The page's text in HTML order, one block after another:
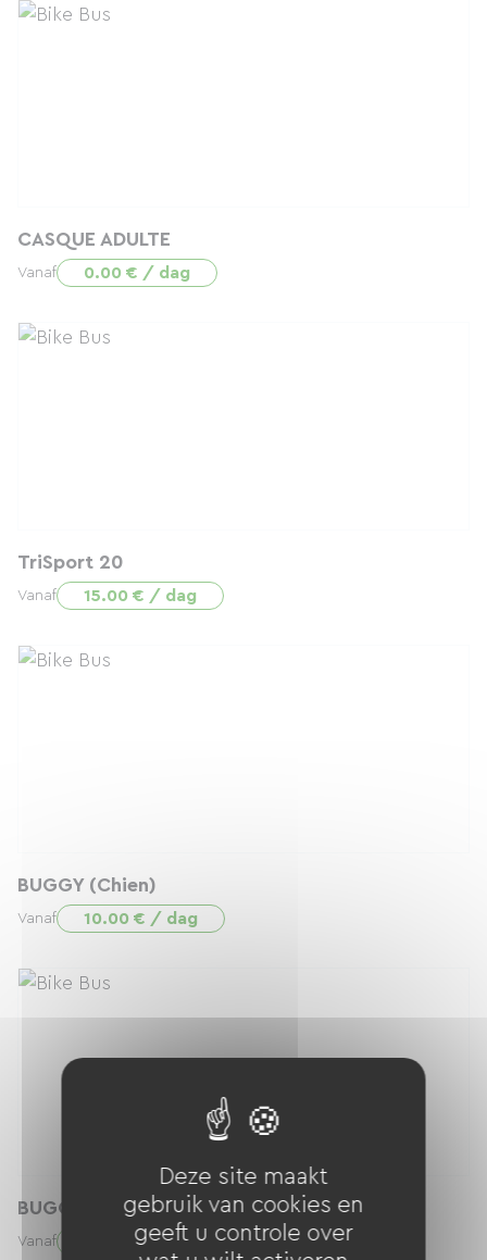
CASQUE ADULTE
Vanaf 0.00 € / dag
TriSport 20
Vanaf 15.00 € / dag
BUGGY (Chien)
Vanaf 10.00 € / dag
BUGGY (0 à 18 mois)
Vanaf 10.00 € / dag
Deze site maakt
gebruik van cookies en
geeft u controle over